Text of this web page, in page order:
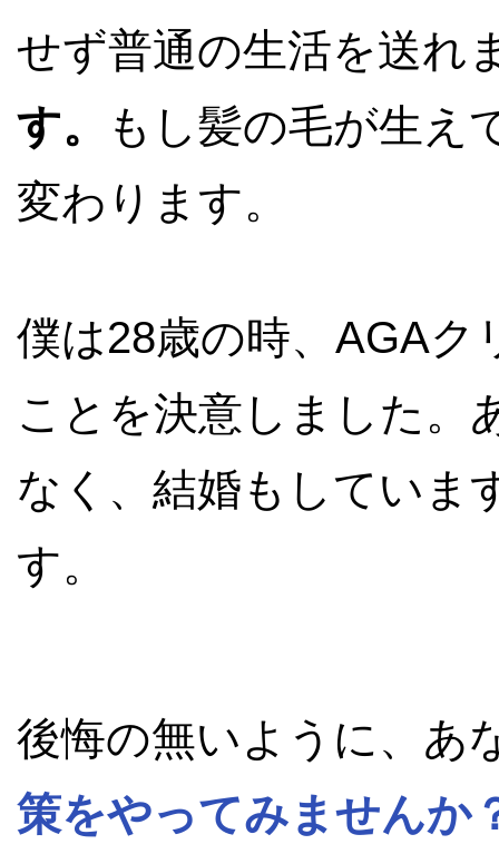
せず普通の生活を送れ
す。
もし髪の毛が生え
変わります。
僕は28歳の時、AGAク
ことを決意しました。
なく、結婚もしていま
す。
後悔の無いように、あ
策をやってみませんか